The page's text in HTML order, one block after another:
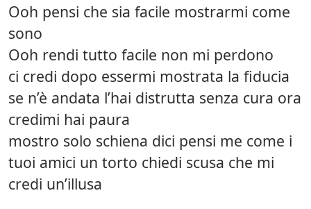
Ooh pensi che sia facile mostrarmi come
sono
Ooh rendi tutto facile non mi perdono
ci credi dopo essermi mostrata la fiducia
se n’è andata l’hai distrutta senza cura ora
credimi hai paura
mostro solo schiena dici pensi me come i
tuoi amici un torto chiedi scusa che mi
credi un’illusa